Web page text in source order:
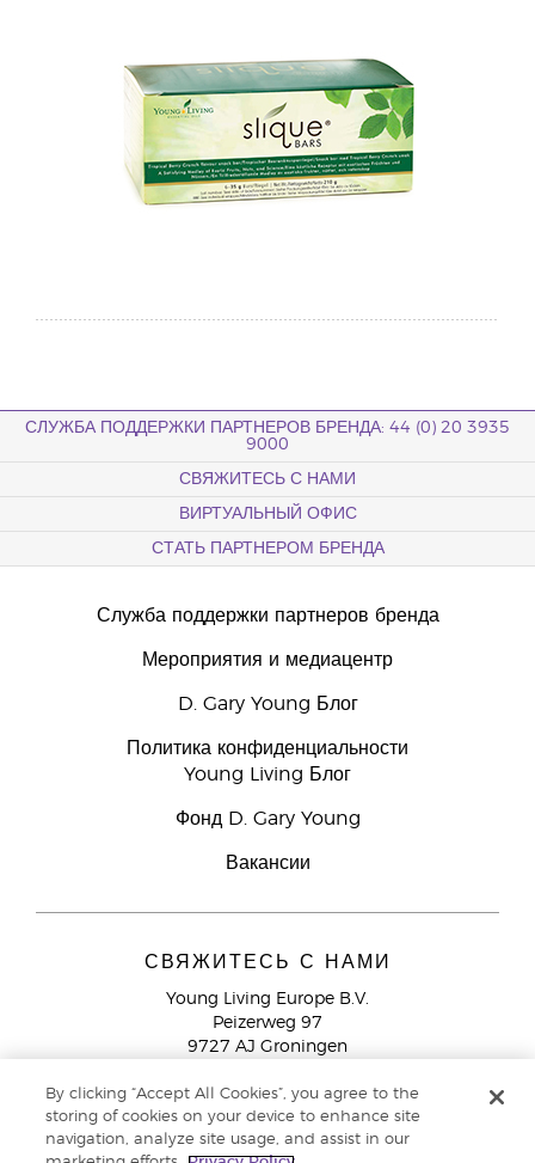
СЛУЖБА ПОДДЕРЖКИ ПАРТНЕРОВ БРЕНДА: 44 (0) 20 3935
9000
СВЯЖИТЕСЬ С НАМИ
ВИРТУАЛЬНЫЙ ОФИС
СТАТЬ ПАРТНЕРОМ БРЕНДА
Служба поддержки партнеров бренда
Мероприятия и медиацентр
D. Gary Young Блог
Политика конфиденциальности
Young Living Блог
Фонд D. Gary Young
Вакансии
СВЯЖИТЕСЬ С НАМИ
Young Living Europe B.V.
Peizerweg 97
9727 AJ Groningen
Служба поддержки партнеров бренда
+44 (0) 20 3935
By clicking “Accept All Cookies”, you agree to the
storing of cookies on your device to enhance site
navigation, analyze site usage, and assist in our